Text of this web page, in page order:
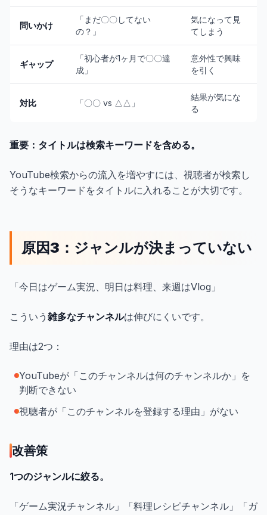
問いかけ
「まだ〇〇してない
の？」
気になって見
てしまう
ギャップ
「初心者が1ヶ月で〇〇達
成」
意外性で興味
を引く
対比 「〇〇 vs △△」
結果が気にな
る
重要：タイトルは検索キーワードを含める。
YouTube検索からの流入を増やすには、視聴者が検索し
そうなキーワードをタイトルに入れることが大切です。
原因3：ジャンルが決まっていない
「今日はゲーム実況、明日は料理、来週はVlog」
こういう 雑多なチャンネルは伸びにくいです。
理由は2つ：
YouTubeが「このチャンネルは何のチャンネルか」を
判断できない
視聴者が「このチャンネルを登録する理由」がない
改善策
1つのジャンルに絞る。
「ゲーム実況チャンネル」「料理レシピチャンネル」「ガ